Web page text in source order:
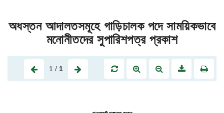
অধস্তন আদালতসমূহে গাড়িচালক পদে সাময়িকভাবে
মনোনীতদের সুপারিশপত্র প্রকাশ
1 / 1